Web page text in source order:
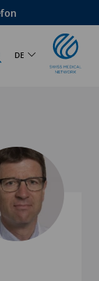
DE